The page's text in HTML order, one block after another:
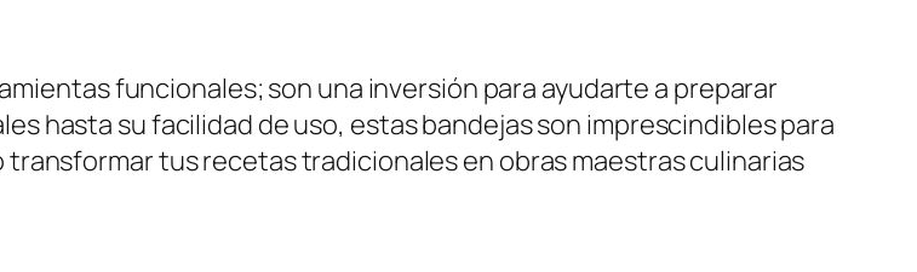
funcionales; son una inversión para ayudarte a preparar
hasta su facilidad de uso, estas bandejas son imprescindibles para
tus recetas tradicionales en obras maestras culinarias